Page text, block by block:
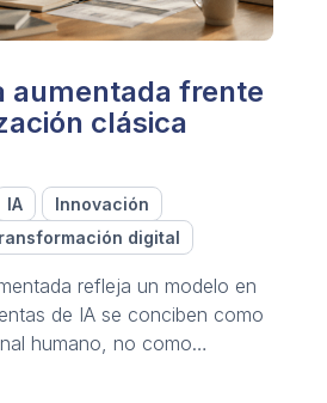
aumentada frente
clásica
IA
Innovación
digital
refleja un modelo en
de IA se conciben como
humano, no como